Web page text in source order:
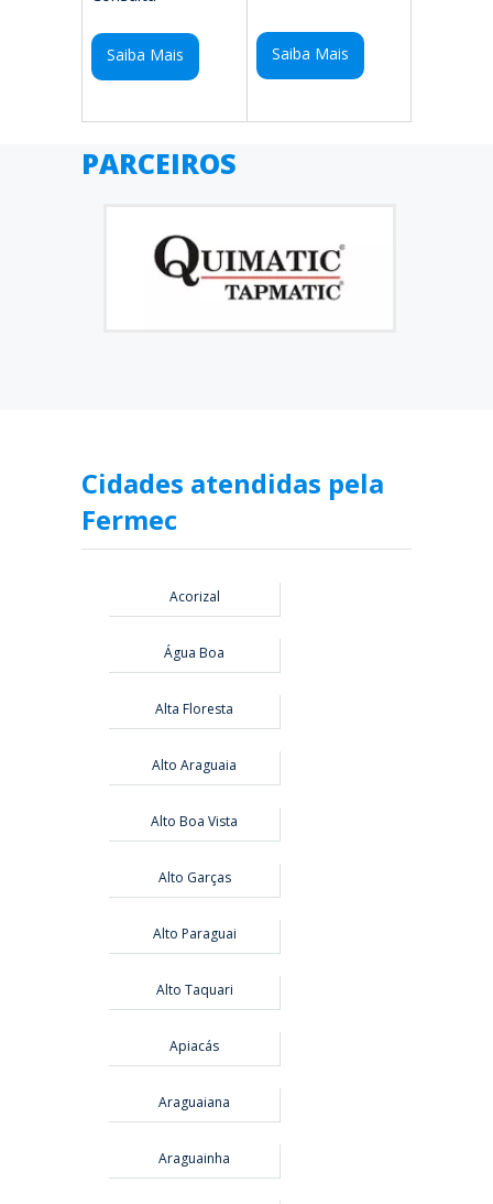
Saiba Mais Saiba Mais
PARCEIROS
Cidades atendidas pela
Fermec
Acorizal
Água Boa
Alta Floresta
Alto Araguaia
Alto Boa Vista
Alto Garças
Alto Paraguai
Alto Taquari
Apiacás
Araguaiana
Araguainha